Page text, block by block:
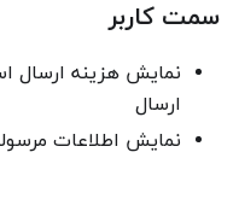
سمت کاربر
نمایش هزینه ارسال
ارسال
نمایش اطلاعات